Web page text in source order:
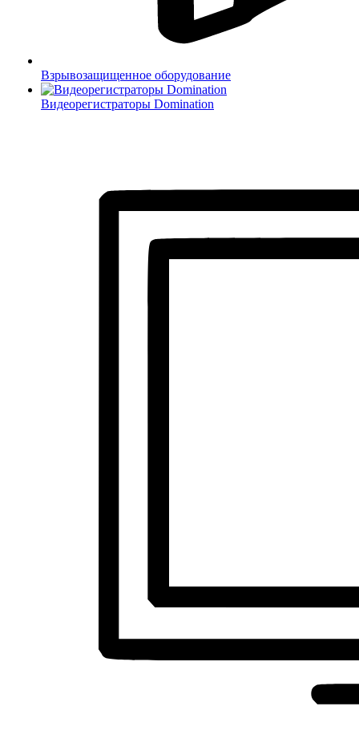
Взрывозащищенное оборудование
Видеорегистраторы Domination